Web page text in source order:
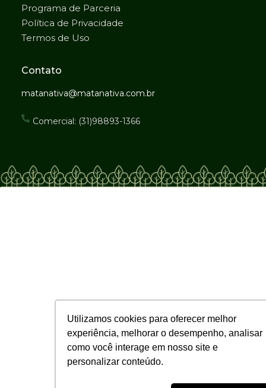
Utilizamos cookies para oferecer melhor
experiência, melhorar o desempenho, analisar
como você interage em nosso site e
personalizar conteúdo.
Programa de Parceria
Política de Privacidade
Termos de Uso
Contato
matanativa@matanativa.com.br
Comercial: (31)98893-1366